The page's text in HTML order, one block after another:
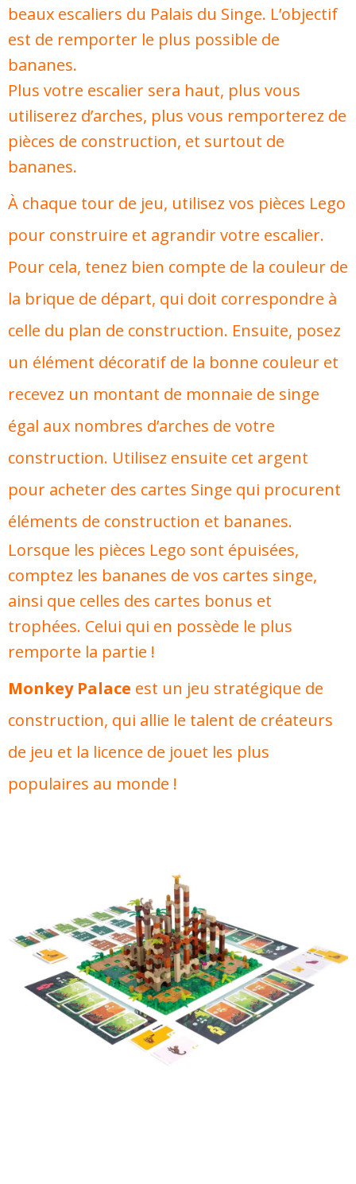
beaux escaliers du Palais du Singe. L’objectif
est de remporter le plus possible de
bananes.
Plus votre escalier sera haut, plus vous
utiliserez d’arches, plus vous remporterez de
pièces de construction, et surtout de
bananes.
À chaque tour de jeu, utilisez vos pièces Lego
pour construire et agrandir votre escalier.
Pour cela, tenez bien compte de la couleur de
la brique de départ, qui doit correspondre à
celle du plan de construction. Ensuite, posez
un élément décoratif de la bonne couleur et
recevez un montant de monnaie de singe
égal aux nombres d’arches de votre
construction. Utilisez ensuite cet argent
pour acheter des cartes Singe qui procurent
éléments de construction et bananes.
Lorsque les pièces Lego sont épuisées,
comptez les bananes de vos cartes singe,
ainsi que celles des cartes bonus et
trophées. Celui qui en possède le plus
remporte la partie !
Monkey Palace est un jeu stratégique de
construction, qui allie le talent de créateurs
de jeu et la licence de jouet les plus
populaires au monde !